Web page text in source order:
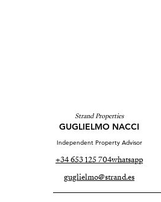
Strand Properties
GUGLIELMO NACCI
Independent Property Advisor
+34 653 125 704whatsapp
guglielmo@strand.es